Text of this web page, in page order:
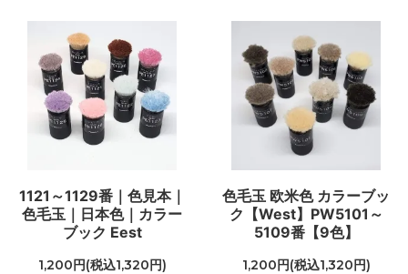
1121～1129番｜色見本｜
色毛玉｜日本色｜カラー
ブック Eest
1,200円(税込1,320円)
色毛玉 欧米色 カラーブッ
ク【West】PW5101～
5109番【9色】
1,200円(税込1,320円)